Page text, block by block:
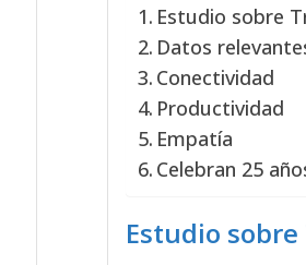
Estudio sobre
Datos
Conectividad
Productividad
Empatía
Celebran 25
Estudio